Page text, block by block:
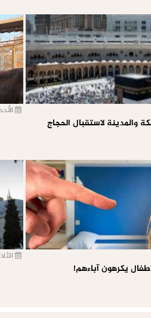
لاستقبال الحجاج
الأحد 18/06/
يكرهون آباءهم!
الثلاثاء